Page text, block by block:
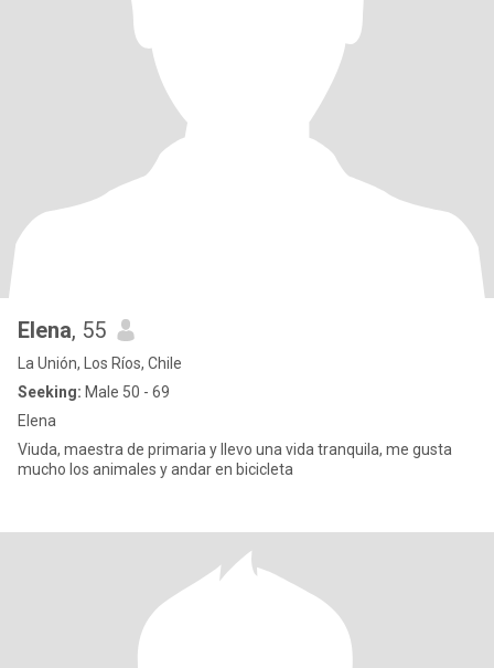
Elena, 55
La Unión, Los Ríos, Chile
Seeking: Male 50 - 69
Elena
Viuda, maestra de primaria y llevo una vida tranquila, me gusta
mucho los animales y andar en bicicleta